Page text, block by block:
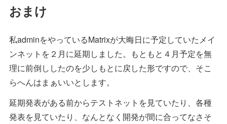
おまけ
私adminをやっているMatrixが大晦日に予定していたメイ
ンネットを２月に延期しました。もともと４月予定を無
理に前倒ししたのを少しもとに戻した形ですので、そこ
らへんはまぁいいとします。
延期発表がある前からテストネットを見ていたり、各種
発表を見ていたり、なんとなく開発が間に合ってなさそ